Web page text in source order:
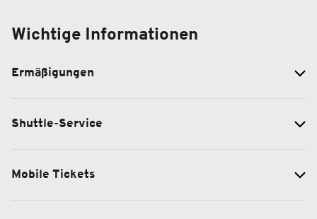
Wichtige Informationen
Ermäßigungen
Shuttle-Service
Mobile Tickets